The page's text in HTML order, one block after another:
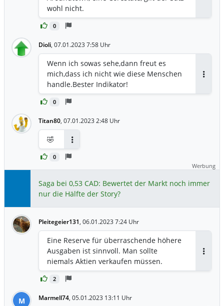
0
wohl nicht.
Dioli, 07.01.2023 7:58 Uhr
0
Wenn ich sowas sehe,dann freut es
mich,dass ich nicht wie diese Menschen
handle.Bester Indikator!
Titan80, 07.01.2023 2:48 Uhr
0
🤣
Werbung
Saga bei 0,53 CAD: Bewertet der Markt noch immer
nur die Hälfte der Story?
Pleitegeier131, 06.01.2023 7:24 Uhr
2
Eine Reserve für überraschende höhere
Ausgaben ist sinnvoll. Man sollte
niemals Aktien verkaufen müssen.
M Marmell74, 05.01.2023 13:11 Uhr